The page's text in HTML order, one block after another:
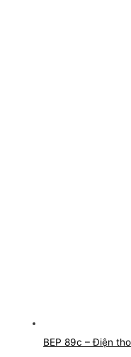
BEP 89c – Điện